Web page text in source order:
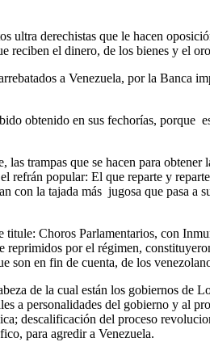
ultra derechistas que le hacen
reciben el dinero, de los bienes y el
a Venezuela, por la Banca
obtenido en sus fechorías, porque
trampas que se hacen para
popular: El que reparte y
con la tajada más jugosa que pasa a
Choros Parlamentarios, con
por el régimen,
son en fin de cuenta, de los
de la cual están los gobiernos
personalidades del gobierno y al
descalificación del proceso
para agredir a Venezuela.